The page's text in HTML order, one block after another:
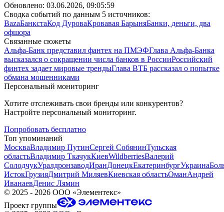
Обновлено: 03.06.2026, 09:05:59
Сводка событий по данным 5 источников:
BazaБанкстаКод ДуроваКровавая БарыняБанки, деньги, два
офшора
Связанные сюжеты
Альфа-Банк представил фантех на ПМЭФГлава Альфа-Банка
высказался о сокращении числа банков в РоссииРоссийский
финтех задает мировые трендыГлава ВТБ рассказал о попытке
обмана мошенниками
Персональный мониторинг
Хотите отслеживать свои бренды или конкурентов?
Настройте персональный мониторинг.
Попробовать бесплатно
Топ упоминаний
МоскваВладимир ПутинСергей СобянинТульская
областьВладимир ТкачукКиевWildberriesВалерий
СолодчукУралдронзаводИранДонецкЕкатеринбургУкраина
ИстокГрузияДмитрий МиляевКиевская областьОманАндрей
ИванаевДенис Лямин
© 2025 - 2026 ООО «Элементекс»
Проект группы